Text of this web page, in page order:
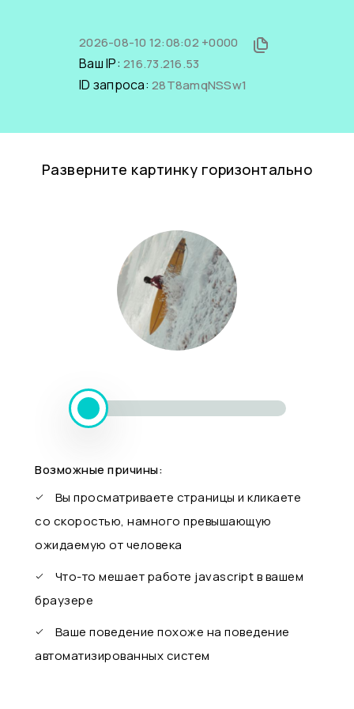
2026-08-10 12:08:02 +0000
Ваш IP: 216.73.216.53
ID запроса: 28T8amqNSSw1
Разверните картинку горизонтально
Возможные причины:
Вы просматриваете страницы и кликаете
со скоростью, намного превышающую
ожидаемую от человека
Что-то мешает работе javascript в вашем
браузере
Ваше поведение похоже на поведение
автоматизированных систем